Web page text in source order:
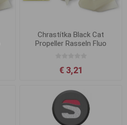
Chrastítka Black Cat
Propeller Rasseln Fluo
€ 3,21